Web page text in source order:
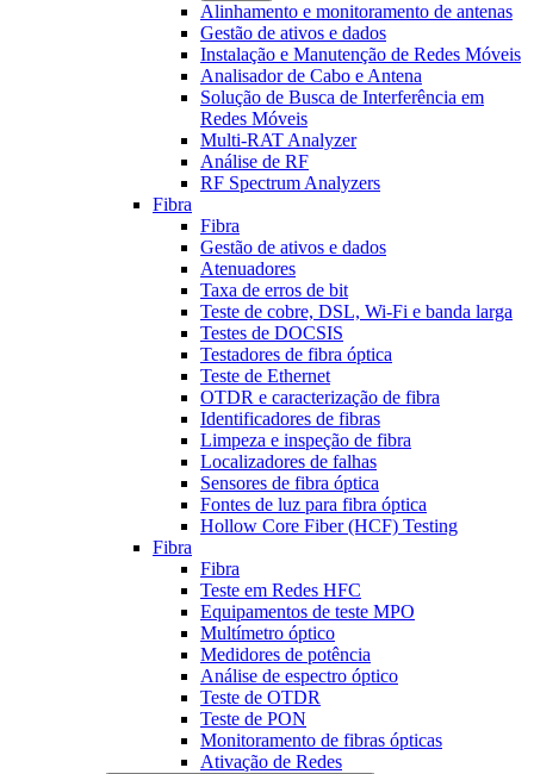
Alinhamento e monitoramento de antenas
Gestão de ativos e dados
Instalação e Manutenção de Redes Móveis
Analisador de Cabo e Antena
Solução de Busca de Interferência em
Redes Móveis
Multi-RAT Analyzer
Análise de RF
RF Spectrum Analyzers
Fibra
Fibra
Gestão de ativos e dados
Atenuadores
Taxa de erros de bit
Teste de cobre, DSL, Wi-Fi e banda larga
Testes de DOCSIS
Testadores de fibra óptica
Teste de Ethernet
OTDR e caracterização de fibra
Identificadores de fibras
Limpeza e inspeção de fibra
Localizadores de falhas
Sensores de fibra óptica
Fontes de luz para fibra óptica
Hollow Core Fiber (HCF) Testing
Fibra
Fibra
Teste em Redes HFC
Equipamentos de teste MPO
Multímetro óptico
Medidores de potência
Análise de espectro óptico
Teste de OTDR
Teste de PON
Monitoramento de fibras ópticas
Ativação de Redes